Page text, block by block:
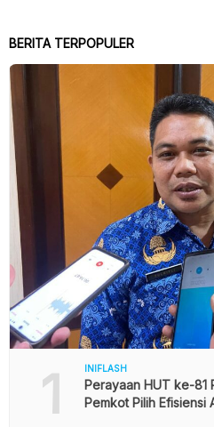
BERITA TERPOPULER
1 INIFLASH
Perayaan HUT ke-81
Pemkot Pilih Efisiensi